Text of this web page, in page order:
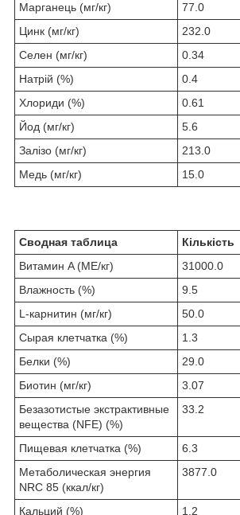
Марганець (мг/кг)
77.0
Цинк (мг/кг)
232.0
Селен (мг/кг)
0.34
Натрій (%)
0.4
Хлориди (%)
0.61
Йод (мг/кг)
5.6
Залізо (мг/кг)
213.0
Медь (мг/кг)
15.0
Сводная таблица
Кількість
Витамин A (МЕ/кг)
31000.0
Влажность (%)
9.5
L-карнитин (мг/кг)
50.0
Сырая клетчатка (%)
1.3
Белки (%)
29.0
Биотин (мг/кг)
3.07
Безазотистые экстрактивные
вещества (NFE) (%)
33.2
Пищевая клетчатка (%)
6.3
Метаболическая энергия
NRC 85 (ккал/кг)
3877.0
Кальций (%)
1.2